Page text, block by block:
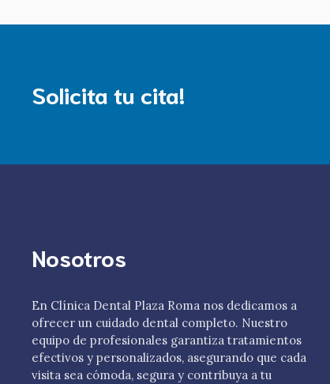
Solicita tu cita!
Nosotros
En Clínica Dental Plaza Roma nos dedicamos a
ofrecer un cuidado dental completo. Nuestro
equipo de profesionales garantiza tratamientos
efectivos y personalizados, asegurando que cada
visita sea cómoda, segura y contribuya a tu